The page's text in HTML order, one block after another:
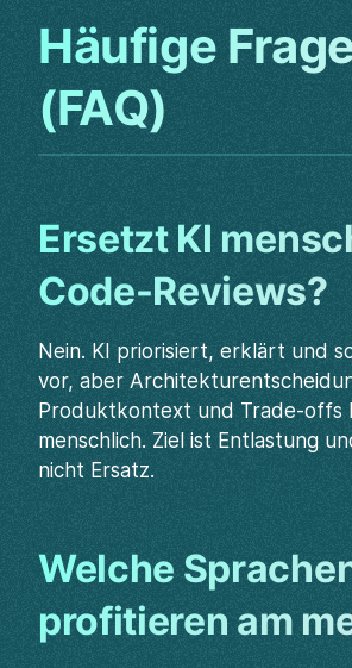
Häufige
(FAQ)
Ersetzt KI
Code-Reviews?
Nein. KI priorisiert, erklärt und
vor, aber
Produktkontext und Trade-offs
menschlich. Ziel ist Entlastung
nicht Ersatz.
Welche
profitieren am